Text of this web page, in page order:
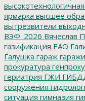
ярмарка высшее
вытрезвители
ВЭФ_2026 Вячеслав
газификация ЕАО
Галушка гараж гаражи
прокуратура
гериатрия ГЖИ
сооружения
ситуация гимназия